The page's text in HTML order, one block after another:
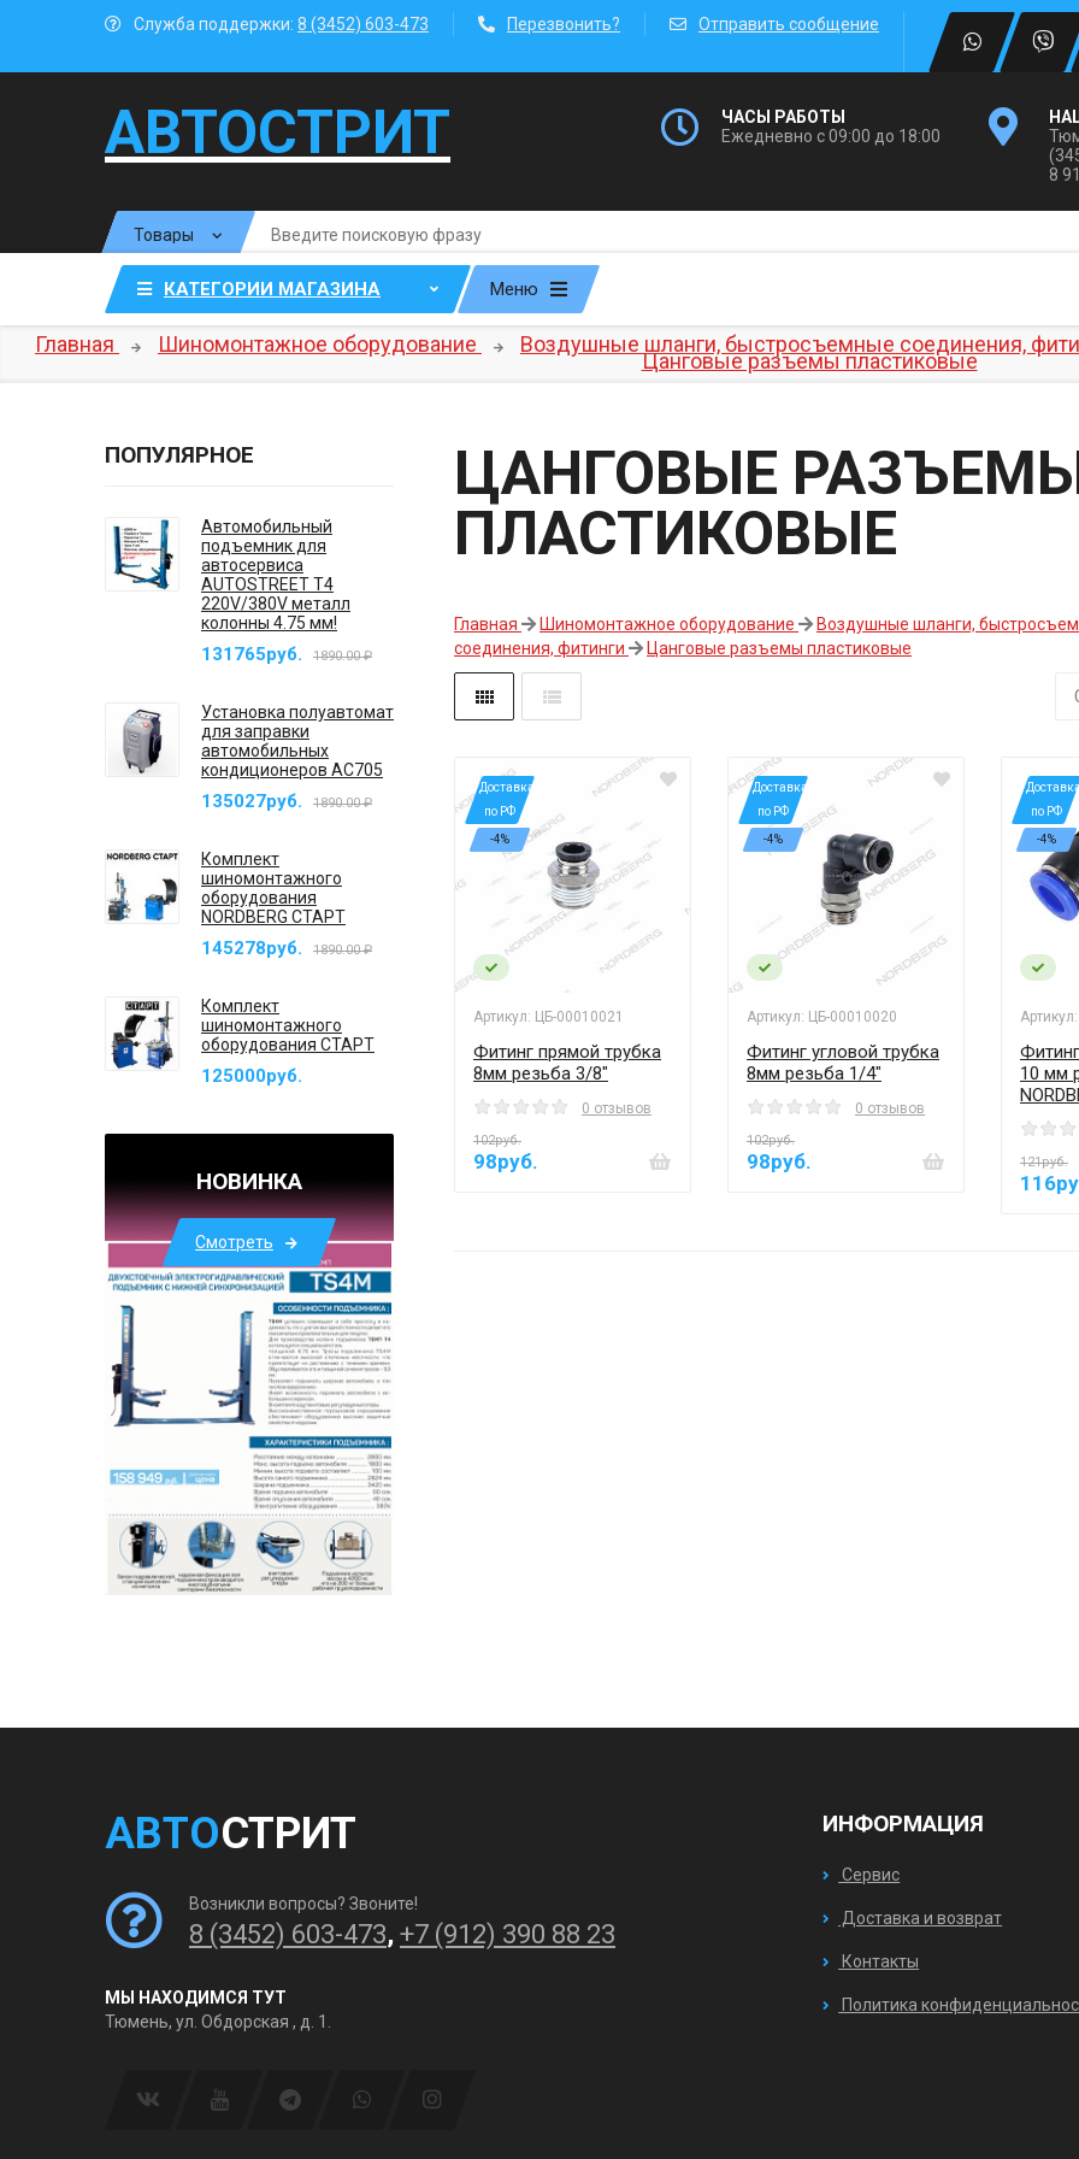
Служба поддержки: 8 (3452) 603-473 Перезвонить? Отправить сообщение
АВТОСТРИТ
ЧАСЫ РАБОТЫ
Ежедневно с 09:00 до 18:00
8
КАТЕГОРИИ МАГАЗИНА Меню
Главная Шиномонтажное оборудование Воздушные шланги, быстросъемные соединения,
Цанговые разъемы пластиковые
ЦАНГОВЫЕ
ПЛАСТИКОВЫЕ
Главная Шиномонтажное оборудование Воздушные шланги,
соединения, фитинги
Цанговые разъемы пластиковые
*Доставка
по РФ
-4%
Артикул: ЦБ-00010021
Фитинг прямой трубка
8мм резьба 3/8"
0 отзывов
102руб.
98руб.
*Доставка
по РФ
-4%
Артикул: ЦБ-00010020
Фитинг угловой трубка
8мм резьба 1/4"
0 отзывов
102руб.
98руб.
*Доставка
по РФ
-4%
10 мм
121руб.
ПОПУЛЯРНОЕ
Автомобильный
подъемник для
автосервиса
AUTOSTREET T4
220V/380V металл
колонны 4.75 мм!
131765руб. 1890.00 ₽
Установка полуавтомат
для заправки
автомобильных
кондиционеров AC705
135027руб. 1890.00 ₽
Комплект
шиномонтажного
оборудования
NORDBERG СТАРТ
145278руб. 1890.00 ₽
Комплект
шиномонтажного
оборудования СТАРТ
125000руб.
НОВИНКА
Смотреть
АВТОСТРИТ
Возникли вопросы? Звоните!
8 (3452) 603-473, +7 (912) 390 88 23
МЫ НАХОДИМСЯ ТУТ
Тюмень, ул. Обдорская , д. 1.
ИНФОРМАЦИЯ
Сервис
Доставка и возврат
Контакты
Политика